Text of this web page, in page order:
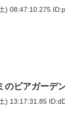
) 08:47:10.275
のビアガーデ
) 13:17:31.85